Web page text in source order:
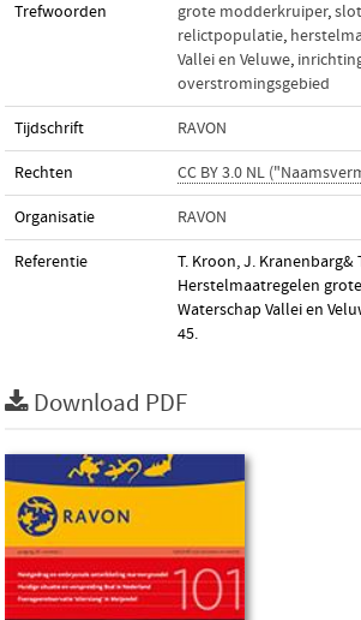
Trefwoorden grote modderkruiper,
relictpopulatie,
Vallei en Veluwe,
overstromingsgebied
Tijdschrift RAVON
Rechten CC BY 3.0 NL
Organisatie RAVON
Referentie
T. Kroon, J. Kranenbarg&
Herstelmaatregelen
Waterschap Vallei en
45.
Download PDF